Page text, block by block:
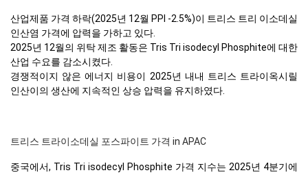
산업제품 가격 하락(2025년 12월 PPI -2.5%)이 트리스 트리 이소데실
인산염 가격에 압력을 가하고 있다.
2025년 12월의 위탁 제조 활동은 Tris Tri isodecyl Phosphite에 대한
산업 수요를 감소시켰다.
경쟁적이지 않은 에너지 비용이 2025년 내내 트리스 트라이옥시릴
인산이의 생산에 지속적인 상승 압력을 유지하였다.
트리스 트라이소데실 포스파이트 가격 in APAC
중국에서, Tris Tri isodecyl Phosphite 가격 지수는 2025년 4분기에